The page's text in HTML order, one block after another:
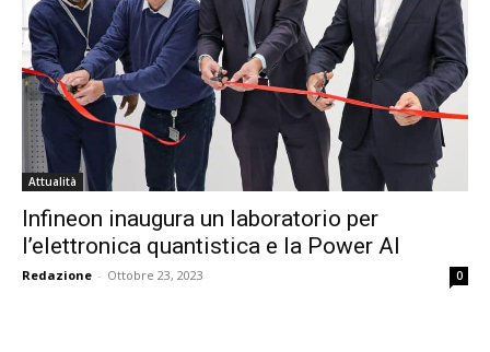
Attualità
Infineon inaugura un laboratorio per
l’elettronica quantistica e la Power AI
Redazione - Ottobre 23, 2023 0